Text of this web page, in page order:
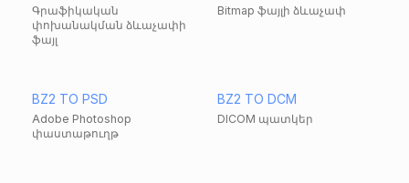
Գրաֆիկական
փոխանակման ձևաչափի
ֆայլ
Bitmap ֆայլի ձևաչափ
BZ2 TO PSD
Adobe Photoshop
փաստաթուղթ
BZ2 TO DCM
DICOM պատկեր